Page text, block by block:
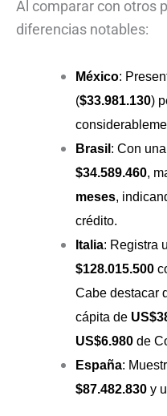
Al comparar con otros
diferencias notables:
México:
($33.981.130)
Brasil : Con
$34.589.460,
meses,
crédito.
Italia: Registra
$128.015.500
Cabe destacar
cápita de
US$6.980 de
España:
$87.482.830 y